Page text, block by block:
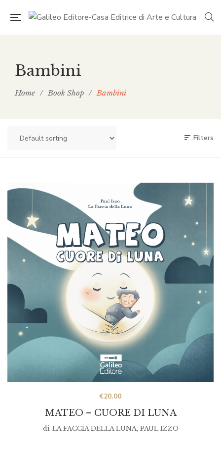
Bambini
Home / Book Shop / Bambini
Filters
MATEO – CUORE DI LUNA
€20.00
di LA FACCIA DELLA LUNA, PAUL IZZO